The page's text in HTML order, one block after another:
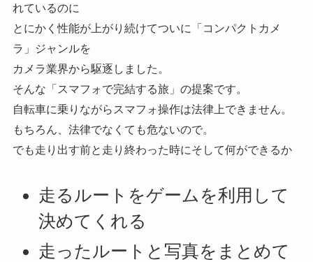
れているのに
とにかく性能が上がり続けてついに「コンパクトカメ
ラ」ジャンルを
カメラ業界から駆逐しました。
そんな「スマフォで完結する旅」の提案です。
自転車に乗りながらスマフォ操作は法律上できません。
もちろん、法律でなくても危ないので。
でも走り出す前と走り終わった時にそして何ができるか
走るルートをゲームを利用して
決めてくれる
走ったルートと写真をまとめて